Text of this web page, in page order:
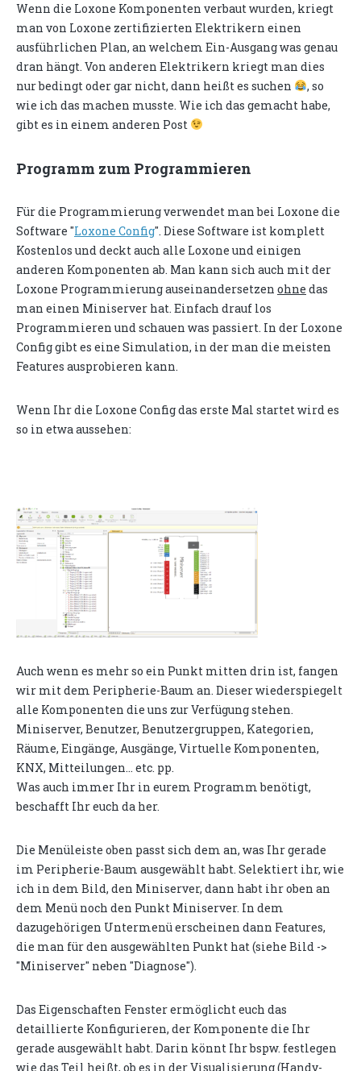
Wenn die Loxone Komponenten verbaut wurden, kriegt
man von Loxone zertifizierten Elektrikern einen
ausführlichen Plan, an welchem Ein-Ausgang was genau
dran hängt. Von anderen Elektrikern kriegt man dies
nur bedingt oder gar nicht, dann heißt es suchen
, so
wie ich das machen musste. Wie ich das gemacht habe,
gibt es in einem anderen Post
Programm zum Programmieren
Für die Programmierung verwendet man bei Loxone die
Software "Loxone Config". Diese Software ist komplett
Kostenlos und deckt auch alle Loxone und einigen
anderen Komponenten ab. Man kann sich auch mit der
Loxone Programmierung auseinandersetzen ohne das
man einen Miniserver hat. Einfach drauf los
Programmieren und schauen was passiert. In der Loxone
Config gibt es eine Simulation, in der man die meisten
Features ausprobieren kann.
Wenn Ihr die Loxone Config das erste Mal startet wird es
so in etwa aussehen:
Auch wenn es mehr so ein Punkt mitten drin ist, fangen
wir mit dem Peripherie-Baum an. Dieser wiederspiegelt
alle Komponenten die uns zur Verfügung stehen.
Miniserver, Benutzer, Benutzergruppen, Kategorien,
Räume, Eingänge, Ausgänge, Virtuelle Komponenten,
KNX, Mitteilungen... etc. pp.
Was auch immer Ihr in eurem Programm benötigt,
beschafft Ihr euch da her.
Die Menüleiste oben passt sich dem an, was Ihr gerade
im Peripherie-Baum ausgewählt habt. Selektiert ihr, wie
ich in dem Bild, den Miniserver, dann habt ihr oben an
dem Menü noch den Punkt Miniserver. In dem
dazugehörigen Untermenü erscheinen dann Features,
die man für den ausgewählten Punkt hat (siehe Bild ->
"Miniserver" neben "Diagnose").
Das Eigenschaften Fenster ermöglicht euch das
detaillierte Konfigurieren, der Komponente die Ihr
gerade ausgewählt habt. Darin könnt Ihr bspw. festlegen
wie das Teil heißt, ob es in der Visualisierung (Handy-